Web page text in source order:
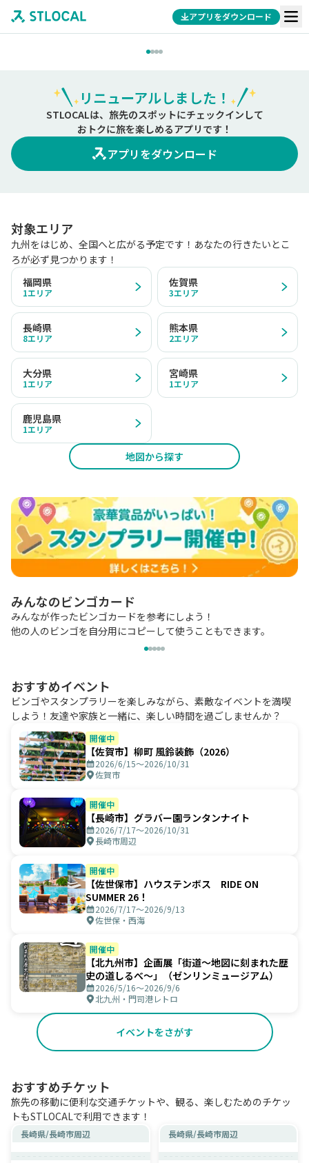
アプリをダウンロード
リニューアルしました！
STLOCALは、旅先のスポットにチェックインして
おトクに旅を楽しめるアプリです！
アプリをダウンロード
対象エリア
九州をはじめ、全国へと広がる予定です！あなたの行きたいとこ
ろが必ず見つかります！
福岡県
1エリア
佐賀県
3エリア
長崎県
8エリア
熊本県
2エリア
大分県
1エリア
宮崎県
1エリア
鹿児島県
1エリア
地図から探す
みんなのビンゴカード
みんなが作ったビンゴカードを参考にしよう！
他の人のビンゴを自分用にコピーして使うこともできます。
おすすめイベント
ビンゴやスタンプラリーを楽しみながら、素敵なイベントを満喫
しよう！友達や家族と一緒に、楽しい時間を過ごしませんか？
開催中
【佐賀市】柳町 風鈴装飾（2026）
2026/6/15〜2026/10/31
佐賀市
開催中
【長崎市】グラバー園ランタンナイト
2026/7/17〜2026/10/31
長崎市周辺
開催中
【佐世保市】ハウステンボス RIDE ON
SUMMER 26！
2026/7/17〜2026/9/13
佐世保・西海
開催中
【北九州市】企画展「街道～地図に刻まれた歴
史の道しるべ～」（ゼンリンミュージアム）
2026/5/16〜2026/9/6
北九州・門司港レトロ
イベントをさがす
おすすめチケット
旅先の移動に便利な交通チケットや、観る、楽しむためのチケッ
トもSTLOCALで利用できます！
長崎県/長崎市周辺 長崎県/長崎市周辺